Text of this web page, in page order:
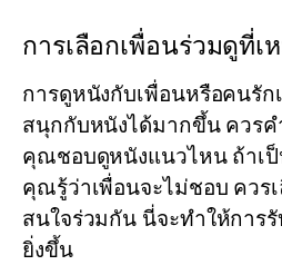
การเลือกเพื่อนร่วมดูที่เ
การดูหนังกับเพื่อนหรือคนรัก
สนุกกับหนังได้มากขึ้น ควรค
คุณชอบดูหนังแนวไหน ถ้าเ
คุณรู้ว่าเพื่อนจะไม่ชอบ คว
สนใจร่วมกัน นี่จะทำให้การ
ยิ่งขึ้น